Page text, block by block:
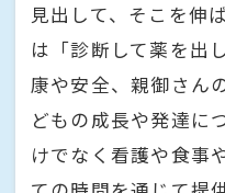
見出して、そこを伸
は「診断して薬を出
康や安全、親御さん
どもの成長や発達に
けでなく看護や食事